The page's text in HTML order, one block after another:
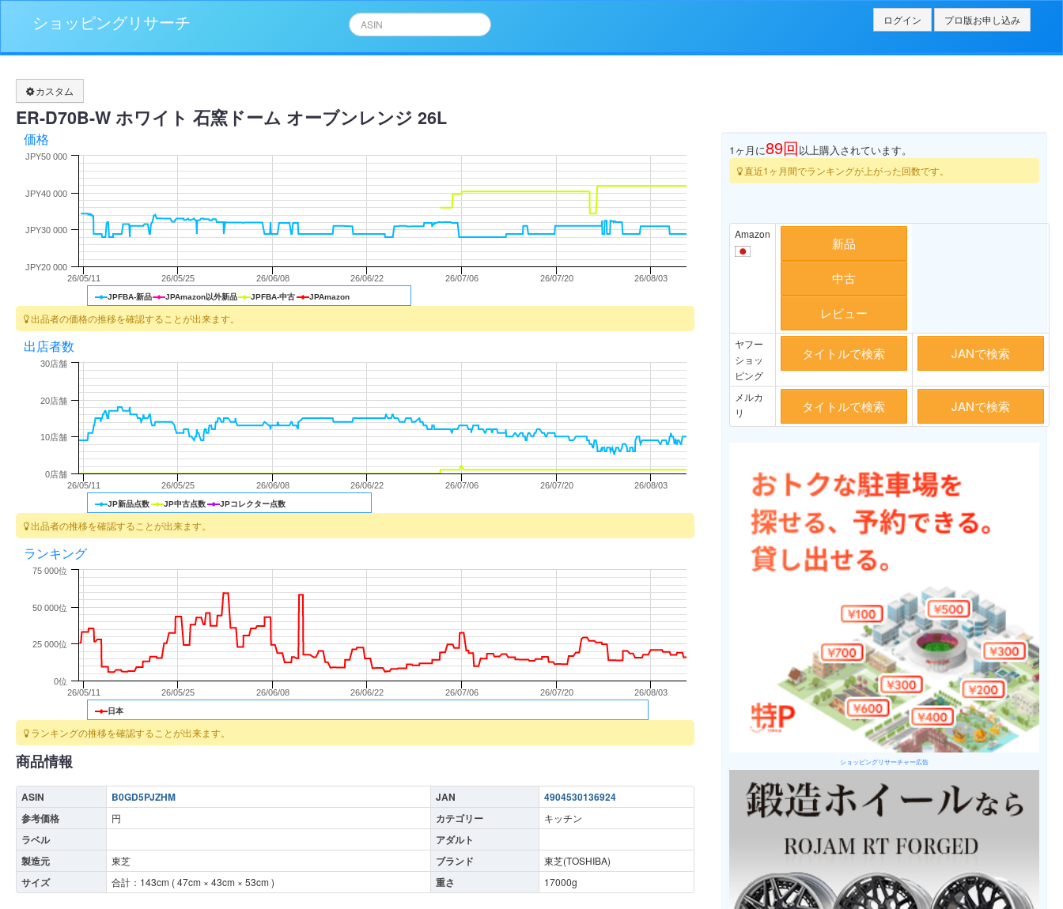
ショッピングリサーチ ログイン プロ版お申し込み
カスタム
ER-D70B-W ホワイト 石窯ドーム オーブンレンジ 26L
価格
JPFBA-新品 JPAmazon以外新品 JPFBA-中古 JPAmazon
26/05/11 26/05/25 26/06/08 26/06/22 26/07/06 26/07/20 26/08/03
JPY30 000
JPY40 000
JPY20 000
JPY50 000
出品者の価格の推移を確認することが出来ます。
出店者数
JP新品点数 JP中古点数 JPコレクター点数
26/05/11 26/05/25 26/06/08 26/06/22 26/07/06 26/07/20 26/08/03
0店舗
10店舗
20店舗
30店舗
出品者の推移を確認することが出来ます。
ランキング
日本
26/05/11 26/05/25 26/06/08 26/06/22 26/07/06 26/07/20 26/08/03
0位
25 000位
50 000位
75 000位
ランキングの推移を確認することが出来ます。
商品情報
ASIN B0GD5PJZHM JAN
4904530136924
参考価格
円 カテゴリー キッチン
ラベル
アダルト
製造元
東芝 ブランド 東芝(TOSHIBA)
サイズ 合計： 143cm (47cm × 43cm × 53cm ) 重さ 17000g
1ヶ月に89回以上購入されています。
直近1ヶ月間でランキングが上がった回数です。
Amazon
新品
中古
レビュー
ヤフー
ショッ
ピング
タイトルで検索 JANで検索
メルカ
リ
タイトルで検索 JANで検索
ショッピングリサーチャー広告